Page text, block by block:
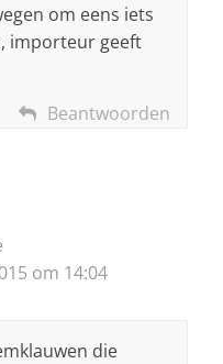
om eens iets
importeur geeft
Beantwoorden
om 14:04
die